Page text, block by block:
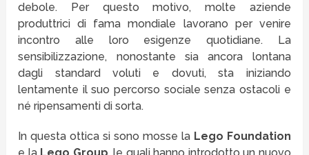
debole. Per questo motivo, molte aziende
produttrici di fama mondiale lavorano per venire
incontro alle loro esigenze quotidiane. La
sensibilizzazione, nonostante sia ancora lontana
dagli standard voluti e dovuti, sta iniziando
lentamente il suo percorso sociale senza ostacoli e
né ripensamenti di sorta.
In questa ottica si sono mosse la Lego Foundation